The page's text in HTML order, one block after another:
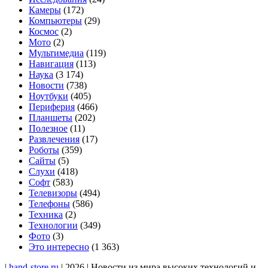
Камеры (172)
Компьютеры (29)
Космос (2)
Мото (2)
Мультимедиа (119)
Навигация (113)
Наука (3 174)
Новости (738)
Ноутбуки (405)
Периферия (466)
Планшеты (202)
Полезное (11)
Развлечения (17)
Роботы (359)
Сайты (5)
Слухи (418)
Софт (583)
Телевизоры (494)
Телефоны (586)
Техника (2)
Технологии (349)
Фото (3)
Это интересно (1 363)